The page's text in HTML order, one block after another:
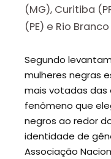
(MG), Curitiba
(PE) e Rio
Segundo
mulheres negras
mais votadas das
fenômeno que
negros ao redor
identidade de
Associação